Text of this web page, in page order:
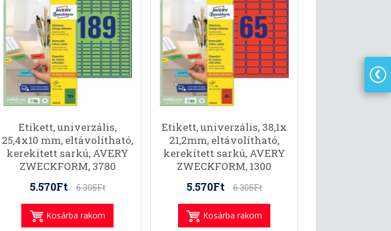
Etikett, univerzális,
25,4x10 mm, eltávolítható,
kerekített sarkú, AVERY
ZWECKFORM, 3780
5.570Ft 6.305Ft
Kosárba rakom
Etikett, univerzális, 38,1x
21,2mm, eltávolítható,
kerekített sarkú, AVERY
ZWECKFORM, 1300
5.570Ft 6.305Ft
Kosárba rakom